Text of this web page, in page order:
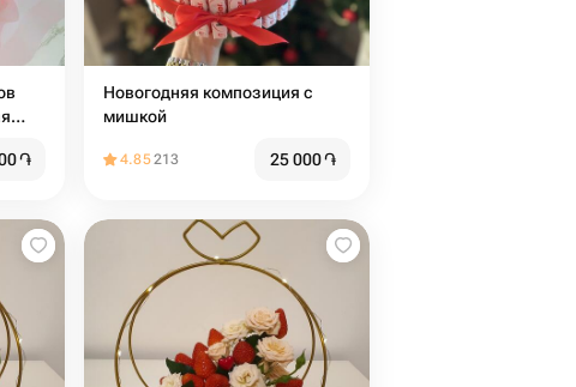
֏
Новогодняя композиция с
мишкой
4.85213 25 000֏